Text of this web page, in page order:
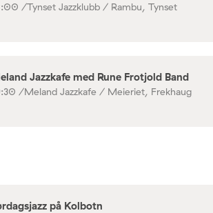
/Tynset Jazzklubb / Rambu, Tynset
Jazzkafe med Rune Frotjold Band
/Meland Jazzkafe / Meieriet, Frekhaug
på Kolbotn